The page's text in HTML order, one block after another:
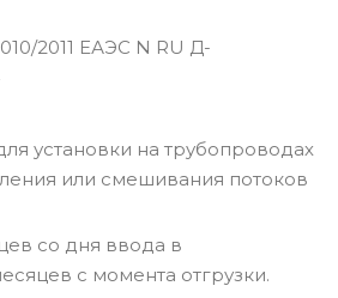
2011 ЕАЭС N RU Д-
установки на трубопроводах
или смешивания потоков
со дня ввода в
с момента отгрузки.